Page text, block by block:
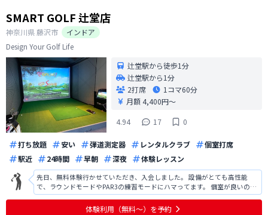
SMART GOLF 辻堂店
神奈川県 藤沢市
インドア
Design Your Golf Life
辻堂駅から徒歩1分
辻堂駅から1分
2打席
1コマ60分
月額 4,400円〜
4.94
17 0
打ち放題 安い 弾道測定器 レンタルクラブ
個室打席
駅近
24時間 早朝 深夜 体験レッスン
先日、無料体験行かせていただき、入会しました。 設備がとても高性能
で、ラウンドモードやPAR3の練習モードにハマってます。 個室が良いの
と、あとはオートティーなのでとても楽です。
体験利用（無料〜）を予約